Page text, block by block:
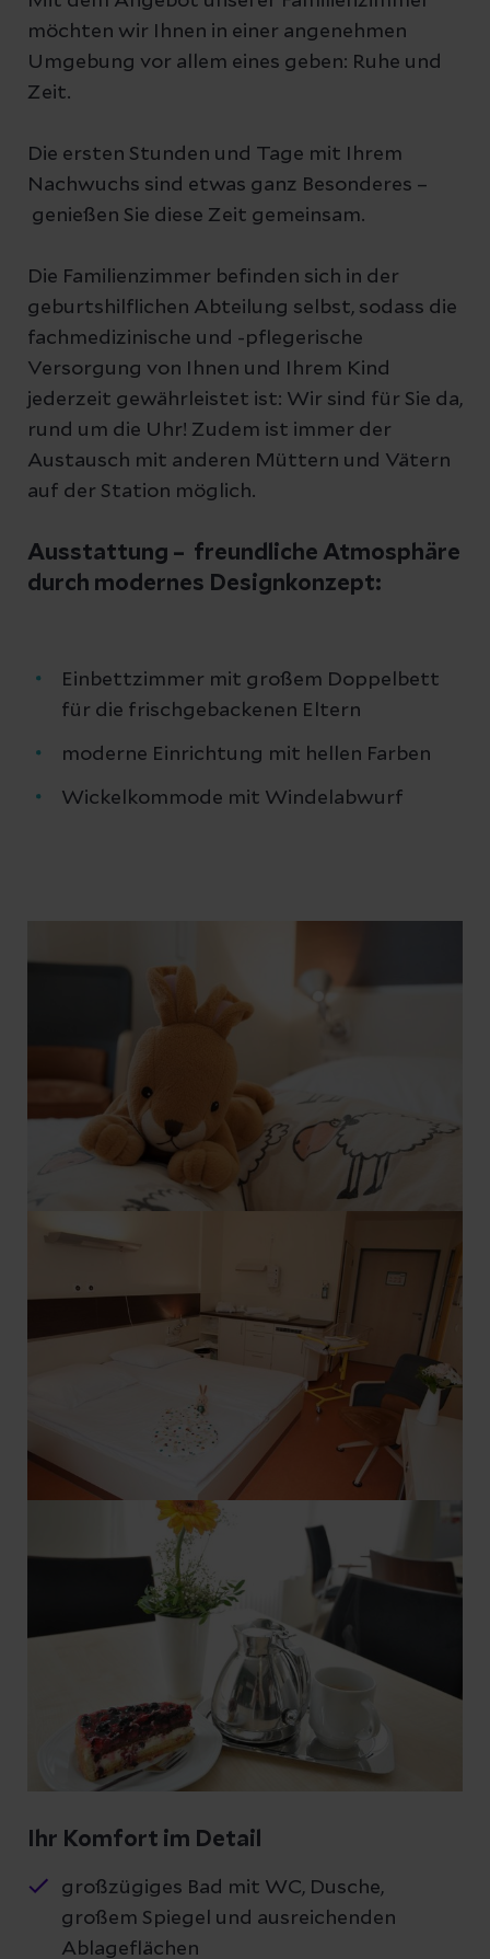
möchten wir Ihnen in einer angenehmen
Umgebung vor allem eines geben: Ruhe und
Zeit.
Die ersten Stunden und Tage mit Ihrem
Nachwuchs sind etwas ganz Besonderes –
genießen Sie diese Zeit gemeinsam.
Die Familienzimmer befinden sich in der
geburtshilflichen Abteilung selbst, sodass die
fachmedizinische und -pflegerische
Versorgung von Ihnen und Ihrem Kind
jederzeit gewährleistet ist: Wir sind für Sie da,
rund um die Uhr! Zudem ist immer der
Austausch mit anderen Müttern und Vätern
auf der Station möglich.
Ausstattung – freundliche Atmosphäre
durch modernes Designkonzept:
Einbettzimmer mit großem Doppelbett
für die frischgebackenen Eltern
moderne Einrichtung mit hellen Farben
Wickelkommode mit Windelabwurf
Ihr Komfort im Detail
großzügiges Bad mit WC, Dusche,
großem Spiegel und ausreichenden
Ablageflächen